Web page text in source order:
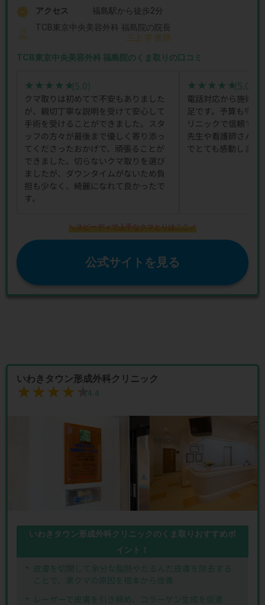
アクセス
福島駅から徒歩2分
TCB東京中央美容外科 福島院の院長
三上 学 医師
TCB東京中央美容外科 福島院のくま取りの口コミ
★★★★★
★★★★★(5.0)
クマ取りは初めてで不安もありました
が、親切丁寧な説明を受けて安心して
手術を受けることができました。スタ
ッフの方々が最後まで優しく寄り添っ
てくださったおかげで、頑張ることが
できました。切らないクマ取りを選び
ましたが、ダウンタイムがないため負
担も少なく、綺麗になれて良かったで
す。
★★★★★
★★★★★(5.0)
電話対応から施術
足です。予算も守っ
リニックで信頼で
先生や看護師さん
でとても感動しまし
＼スピーディで上手なクマとりはここ／
公式サイトを見る
いわきタウン形成外科クリニック
★★★★★
★★★★★4.4
いわきタウン形成外科クリニックのくま取りおすすめポ
イント！
皮膚を切開して余分な脂肪やたるんだ皮膚を除去する
ことで、黒クマの原因を根本から改善
レーザーで皮膚を引き締め、コラーゲン生成を促進